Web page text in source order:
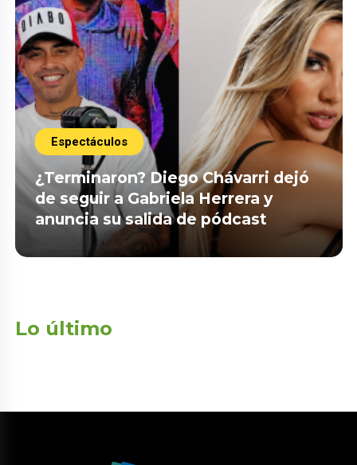
Espectáculos
¿Terminaron? Diego Chávarri dejó
de seguir a Gabriela Herrera y
anuncia su salida de pódcast
Lo último